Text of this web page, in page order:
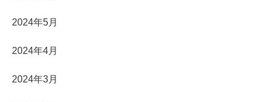
2024年5月
2024年4月
2024年3月